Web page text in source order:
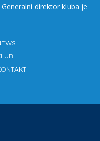
direktor kluba je